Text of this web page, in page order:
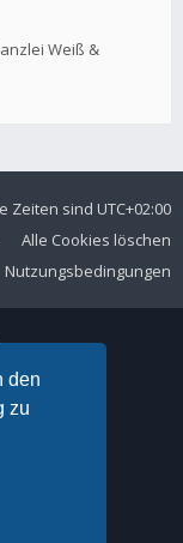
den
zu
Weiß &
Zeiten sind UTC+02:00
Alle Cookies löschen
Nutzungsbedingungen
61